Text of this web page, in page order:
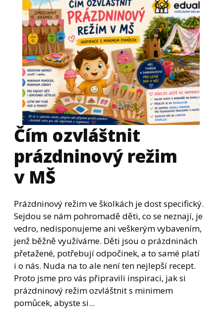
Čím ozvláštnit
prázdninový režim
v MŠ
Prázdninový režim ve školkách je dost specifický.
Sejdou se nám pohromadě děti, co se neznají, je
vedro, nedisponujeme ani veškerým vybavením,
jenž běžně využíváme. Děti jsou o prázdninách
přetažené, potřebují odpočinek, a to samé platí
i o nás. Nuda na to ale není ten nejlepší recept.
Proto jsme pro vás připravili inspiraci, jak si
prázdninový režim ozvláštnit s minimem
pomůcek, abyste si...